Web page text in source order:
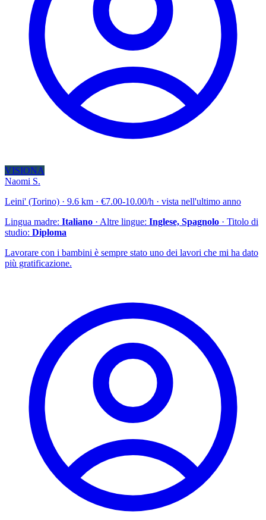
VISIONA
Naomi S.
Leini' (Torino) · 9.6 km · €7.00-10.00/h · vista nell'ultimo anno
Lingua madre: Italiano · Altre lingue: Inglese, Spagnolo · Titolo di
studio: Diploma
Lavorare con i bambini è sempre stato uno dei lavori che mi ha dato
più gratificazione.